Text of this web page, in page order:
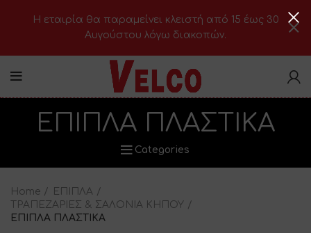
ΕΠΙΠΛΑ ΠΛΑΣΤΙΚΑ
Categories
Home
ΕΠΙΠΛΑ
ΤΡΑΠΕΖΑΡΙΕΣ & ΣΑΛΟΝΙΑ ΚΗΠΟΥ
ΕΠΙΠΛΑ ΠΛΑΣΤΙΚΑ
H εταιρία θα παραμείνει κλειστή από 15 έως 30
Αυγούστου λόγω διακοπών.